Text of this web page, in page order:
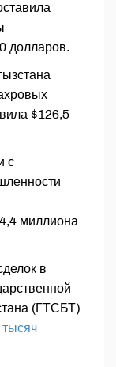
долларов.
$126,5
с
миллиона
в
(ГТСБТ)